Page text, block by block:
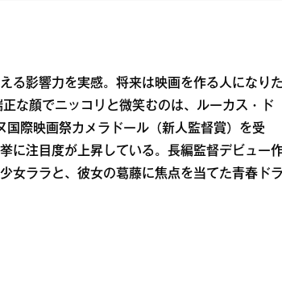
る影響力を実感。将来は映画を作る人になり
な顔でニッコリと微笑むのは、ルーカス・ド
際映画祭カメラドール（新人監督賞）を受
に注目度が上昇している。長編監督デビュー
女ララと、彼女の葛藤に焦点を当てた青春ド